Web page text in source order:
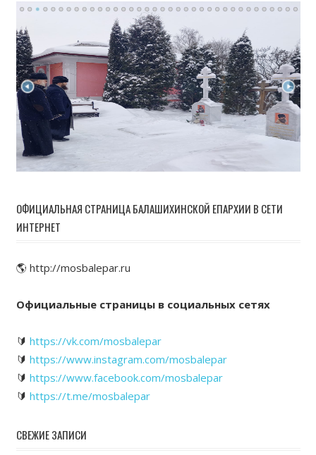
ОФИЦИАЛЬНАЯ СТРАНИЦА БАЛАШИХИНСКОЙ ЕПАРХИИ В СЕТИ
ИНТЕРНЕТ
🌎 http://mosbalepar.ru
Официальные страницы в социальных сетях
🔰 https://vk.com/mosbalepar
🔰 https://www.instagram.com/mosbalepar
🔰 https://www.facebook.com/mosbalepar
🔰 https://t.me/mosbalepar
СВЕЖИЕ ЗАПИСИ